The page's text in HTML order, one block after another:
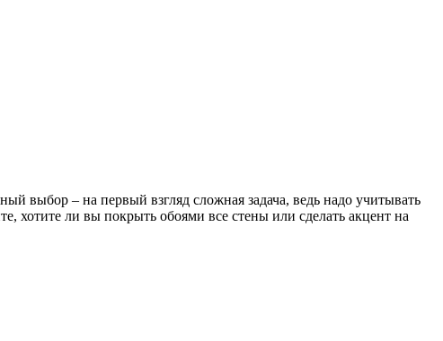
выбор – на первый взгляд сложная задача, ведь надо учитывать
хотите ли вы покрыть обоями все стены или сделать акцент на